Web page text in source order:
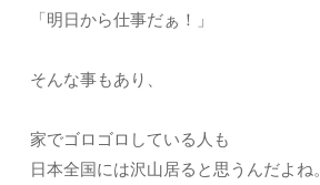
「明日から仕事だぁ！」
そんな事もあり、
家でゴロゴロしている人も
日本全国には沢山居ると思うんだよね。